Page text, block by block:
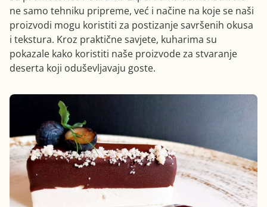
ne samo tehniku pripreme, već i načine na koje se naši
proizvodi mogu koristiti za postizanje savršenih okusa
i tekstura. Kroz praktične savjete, kuharima su
pokazale kako koristiti naše proizvode za stvaranje
deserta koji oduševljavaju goste.